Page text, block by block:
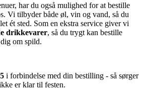
har du også mulighed for at bestille
Vi tilbyder både øl, vin og vand, så du
ét sted. Som en ekstra service giver vi
drikkevarer, så du trygt kan bestille
om spild.
i forbindelse med din bestilling - så sørger
er klar til festen.